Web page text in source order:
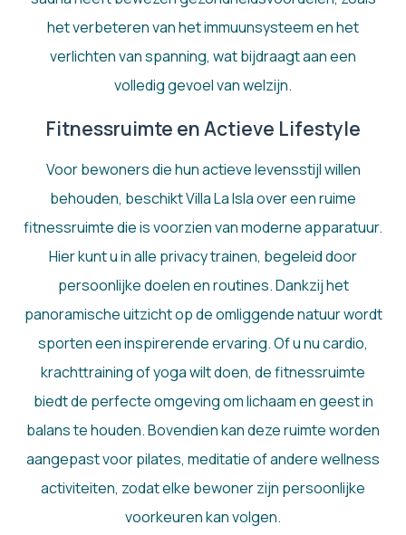
het verbeteren van het immuunsysteem en het
verlichten van spanning, wat bijdraagt aan een
volledig gevoel van welzijn.
Fitnessruimte en Actieve Lifestyle
Voor bewoners die hun actieve levensstijl willen
behouden, beschikt Villa La Isla over een ruime
fitnessruimte die is voorzien van moderne apparatuur.
Hier kunt u in alle privacy trainen, begeleid door
persoonlijke doelen en routines. Dankzij het
panoramische uitzicht op de omliggende natuur wordt
sporten een inspirerende ervaring. Of u nu cardio,
krachttraining of yoga wilt doen, de fitnessruimte
biedt de perfecte omgeving om lichaam en geest in
balans te houden. Bovendien kan deze ruimte worden
aangepast voor pilates, meditatie of andere wellness
activiteiten, zodat elke bewoner zijn persoonlijke
voorkeuren kan volgen.